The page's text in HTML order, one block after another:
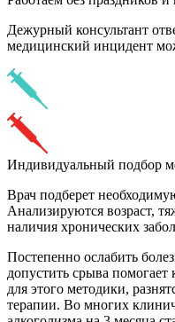
Дежурный консультант
медицинский инцидент
Индивидуальный подбор
Врач подберет
Анализируются возраст,
наличия хронических
Постепенно ослабить
допустить срыва
для этого методики,
терапии. Во многих